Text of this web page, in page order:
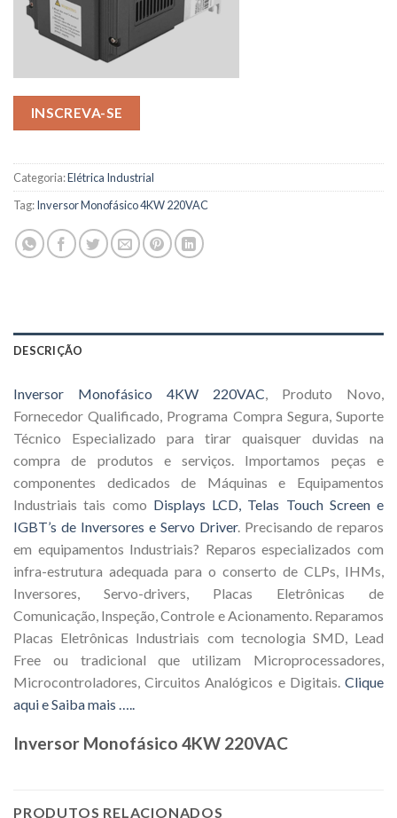
INSCREVA-SE
Categoria:Elétrica Industrial
Tag:Inversor Monofásico 4KW 220VAC
DESCRIÇÃO
Inversor Monofásico 4KW 220VAC , Produto Novo,
Fornecedor Qualificado, Programa Compra Segura, Suporte
Técnico Especializado para tirar quaisquer duvidas na
compra de produtos e serviços. Importamos peças e
componentes dedicados de Máquinas e Equipamentos
Industriais tais como Displays LCD, Telas Touch Screen e
IGBT’s de Inversores e Servo Driver. Precisando de reparos
em equipamentos Industriais? Reparos especializados com
infra-estrutura adequada para o conserto de CLPs, IHMs,
Inversores, Servo-drivers, Placas Eletrônicas de
Comunicação, Inspeção, Controle e Acionamento. Reparamos
Placas Eletrônicas Industriais com tecnologia SMD, Lead
Free ou tradicional que utilizam Microprocessadores,
Microcontroladores, Circuitos Analógicos e Digitais. Clique
aqui e Saiba mais …..
Inversor Monofásico 4KW 220VAC
PRODUTOS RELACIONADOS